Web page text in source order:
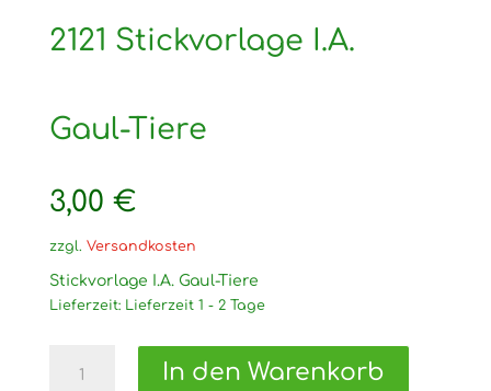
2121 Stickvorlage I.A.
Gaul-Tiere
3,00 €
zzgl. Versandkosten
Stickvorlage I.A. Gaul-Tiere
Lieferzeit: Lieferzeit 1 - 2 Tage
Stickvorlage
In den Warenkorb